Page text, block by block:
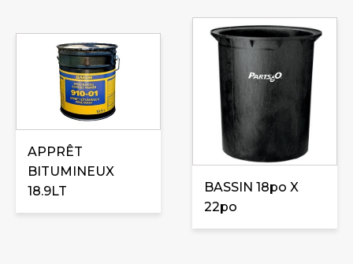
APPRÊT
BITUMINEUX
18.9LT
BASSIN 18po X
22po